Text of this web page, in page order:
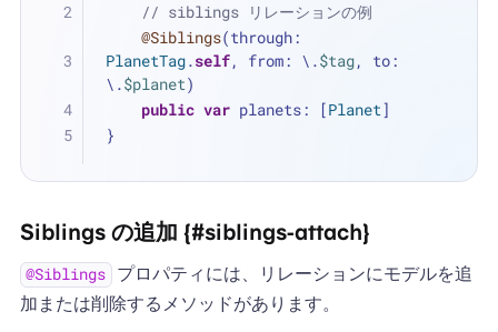
// siblings リレーションの例
@Siblings
PlanetTag.self, from: \.$tag, to:
\.$planet)
public var planets: [Planet]
}
Siblings の追加 {#siblings-attach}
@Siblings
プロパティには、リレーションにモデルを追
加または削除するメソッドがあります。